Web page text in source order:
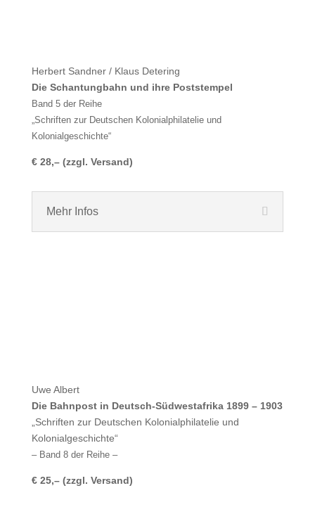
Herbert Sandner / Klaus Detering
Die Schantungbahn und ihre Poststempel
Band 5 der Reihe
„Schriften zur Deutschen Kolonialphilatelie und
Kolonialgeschichte“
€ 28,– (zzgl. Versand)
Mehr Infos
Uwe Albert
Die Bahnpost in Deutsch-Südwestafrika 1899 – 1903
„Schriften zur Deutschen Kolonialphilatelie und
Kolonialgeschichte“
– Band 8 der Reihe –
€ 25,– (zzgl. Versand)